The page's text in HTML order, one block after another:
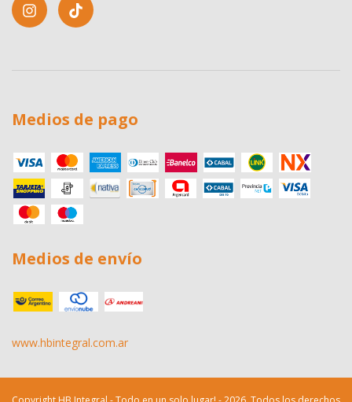
Medios de pago
Medios de envío
www.hbintegral.com.ar